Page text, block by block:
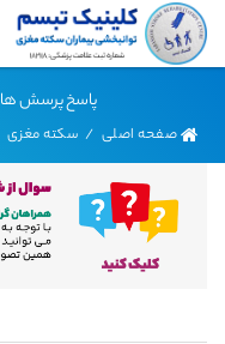
پاسخ پرسش
صفحه اصلی / سکته مغزی